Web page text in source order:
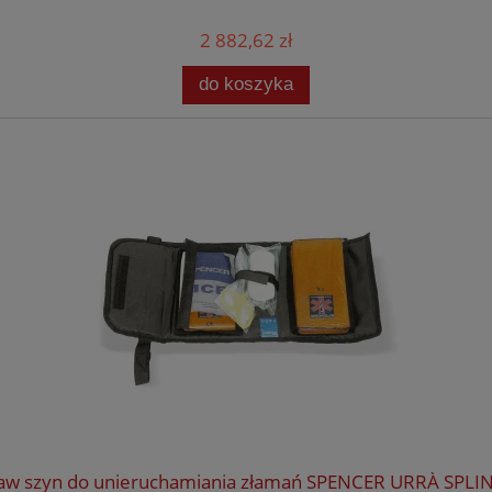
2 882,62 zł
do koszyka
szyn do unieruchamiania złamań SPENCER URRÀ